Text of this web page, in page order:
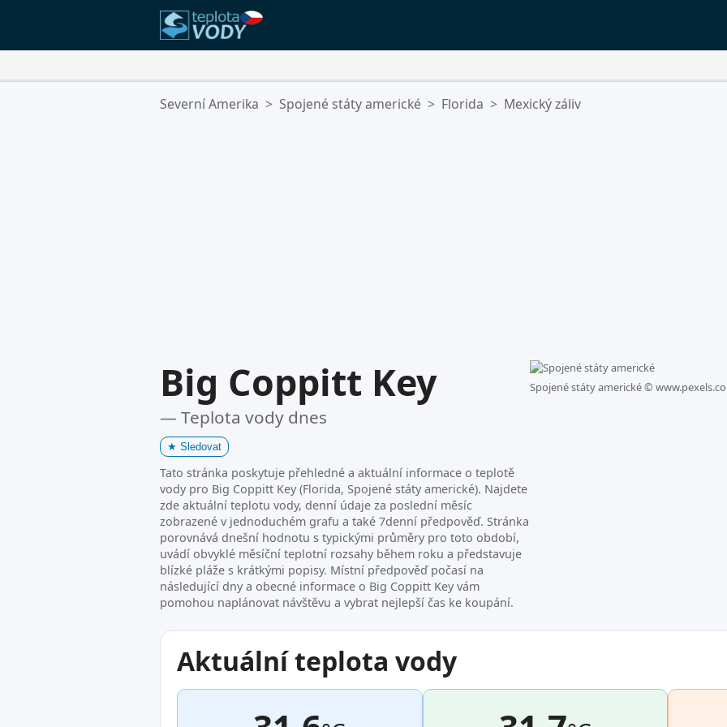
Vaše Oblíbené Lokality:
Severní Amerika > Spojené státy americké > Florida > Mexický záliv
Big Coppitt Key
— Teplota vody dnes
★ Sledovat
Tato stránka poskytuje přehledné a aktuální informace o teplotě
vody pro Big Coppitt Key (Florida, Spojené státy americké). Najdete
zde aktuální teplotu vody, denní údaje za poslední měsíc
zobrazené v jednoduchém grafu a také 7denní předpověď. Stránka
porovnává dnešní hodnotu s typickými průměry pro toto období,
uvádí obvyklé měsíční teplotní rozsahy během roku a představuje
blízké pláže s krátkými popisy. Místní předpověď počasí na
následující dny a obecné informace o Big Coppitt Key vám
pomohou naplánovat návštěvu a vybrat nejlepší čas ke koupání.
Spojené státy americké ©
Aktuální teplota vody